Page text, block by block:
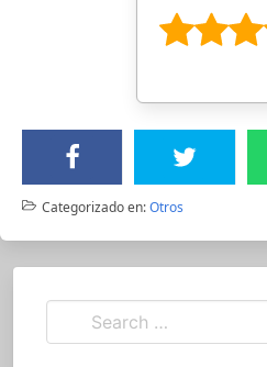
Categorizado en:Otros